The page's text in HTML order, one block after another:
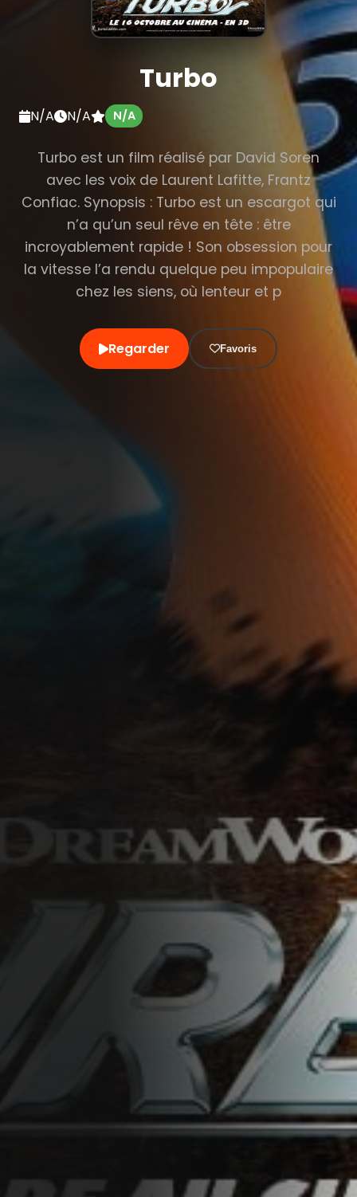
Turbo
N/A N/A N/A
Turbo est un film réalisé par David Soren
avec les voix de Laurent Lafitte, Frantz
Confiac. Synopsis : Turbo est un escargot qui
n’a qu’un seul rêve en tête : être
incroyablement rapide ! Son obsession pour
la vitesse l’a rendu quelque peu impopulaire
chez les siens, où lenteur et p
Regarder Favoris